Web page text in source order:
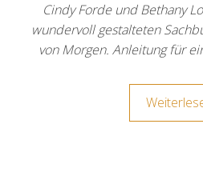
Cindy Forde und Bethany
wundervoll gestalteten
von Morgen. Anleitung für